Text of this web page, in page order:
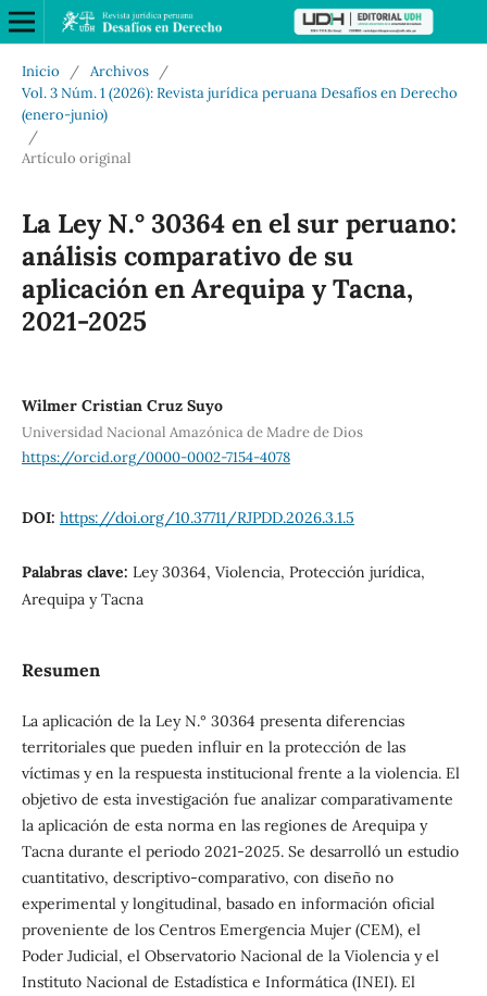
Inicio / Archivos
/
Vol. 3 Núm. 1 (2026): Revista jurídica peruana Desafíos en Derecho
(enero-junio)
/
Artículo original
La Ley N.° 30364 en el sur peruano:
análisis comparativo de su
aplicación en Arequipa y Tacna,
2021-2025
Wilmer Cristian Cruz Suyo
Universidad Nacional Amazónica de Madre de Dios
https://orcid.org/0000-0002-7154-4078
DOI: https://doi.org/10.37711/RJPDD.2026.3.1.5
Palabras clave: Ley 30364, Violencia, Protección jurídica,
Arequipa y Tacna
Resumen
La aplicación de la Ley N.° 30364 presenta diferencias
territoriales que pueden influir en la protección de las
víctimas y en la respuesta institucional frente a la violencia. El
objetivo de esta investigación fue analizar comparativamente
la aplicación de esta norma en las regiones de Arequipa y
Tacna durante el periodo 2021-2025. Se desarrolló un estudio
cuantitativo, descriptivo-comparativo, con diseño no
experimental y longitudinal, basado en información oficial
proveniente de los Centros Emergencia Mujer (CEM), el
Poder Judicial, el Observatorio Nacional de la Violencia y el
Instituto Nacional de Estadística e Informática (INEI). El